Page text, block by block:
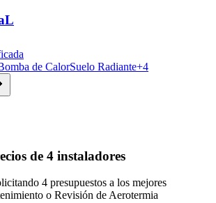
de CalorSuelo Radiante+4
de 4 instaladores
4 presupuestos a los mejores
o Revisión de Aerotermia